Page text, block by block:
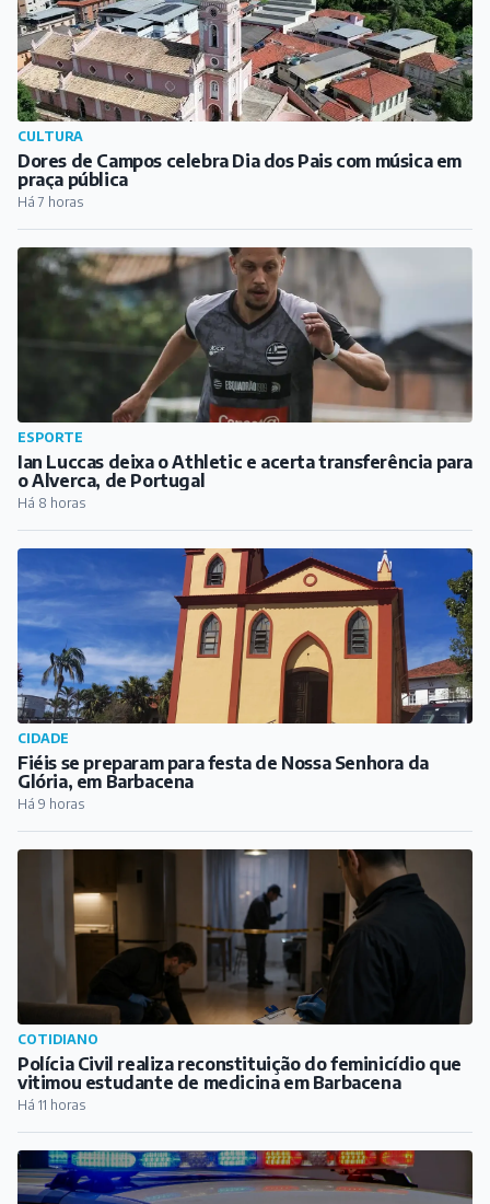
CULTURA
Dores de Campos celebra Dia dos Pais com música em
praça pública
Há 7 horas
ESPORTE
Ian Luccas deixa o Athletic e acerta transferência para
o Alverca, de Portugal
Há 8 horas
CIDADE
Fiéis se preparam para festa de Nossa Senhora da
Glória, em Barbacena
Há 9 horas
COTIDIANO
Polícia Civil realiza reconstituição do feminicídio que
vitimou estudante de medicina em Barbacena
Há 11 horas